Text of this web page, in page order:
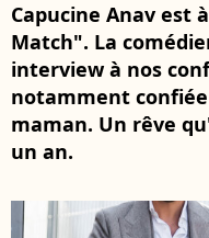
Capucine Anav est
Match". La
interview à nos
notamment
maman. Un rêve
un an.